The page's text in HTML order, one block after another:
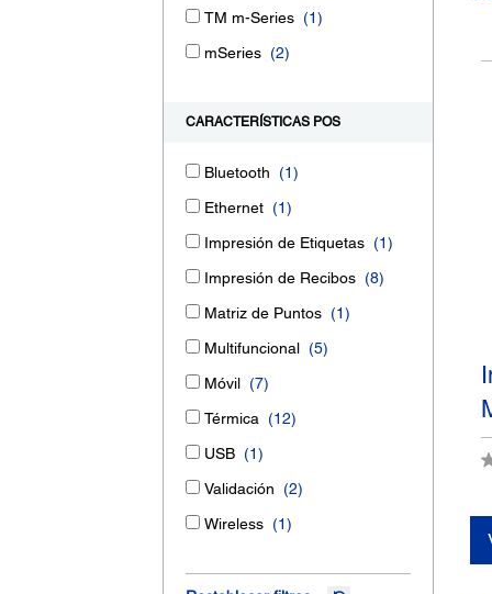
TM m-Series (1)
mSeries (2)
CARACTERÍSTICAS POS
Bluetooth (1)
Ethernet (1)
Impresión de Etiquetas (1)
Impresión de Recibos (8)
Matriz de Puntos (1)
Multifuncional (5)
Móvil (7)
Térmica (12)
USB (1)
Validación (2)
Wireless (1)